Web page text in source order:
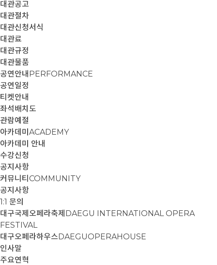
대관공고
대관절차
대관신청서식
대관료
대관규정
대관물품
공연안내 PERFORMANCE
공연일정
티켓안내
좌석배치도
관람예절
아카데미 ACADEMY
아카데미 안내
수강신청
공지사항
커뮤니티 COMMUNITY
공지사항
1:1 문의
대구국제오페라축제 DAEGU INTERNATIONAL OPERA
FESTIVAL
대구오페라하우스DAEGUOPERAHOUSE
인사말
주요연혁